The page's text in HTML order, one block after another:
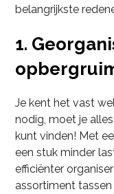
belangrijkste
1.
Je kent het vast
nodig, moet je
kunt vinden! Met
een stuk minder
efficiënter
assortiment